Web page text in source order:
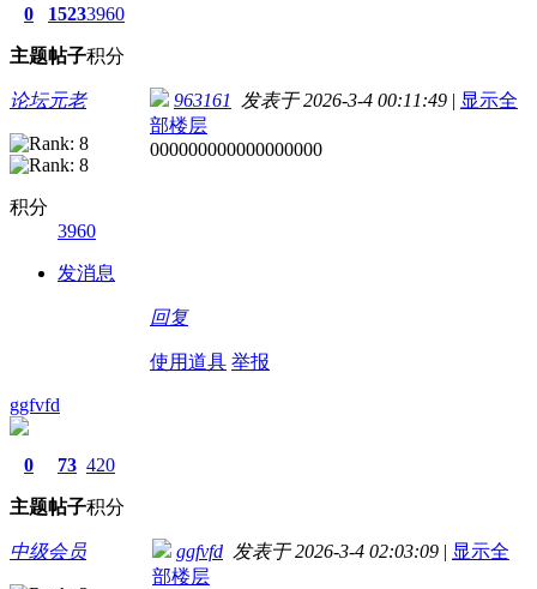
0
主题
1523
帖子
3960
积分
论坛元老
积分
3960
发消息
963161 发表于 2026-3-4 00:11:49 | 显示全
部楼层
000000000000000000
回复
使用道具 举报
ggfvfd
0
主题
73
帖子
420
积分
中级会员 ggfvfd 发表于 2026-3-4 02:03:09 | 显示全
部楼层